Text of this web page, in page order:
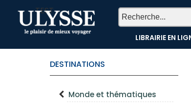
TEST
LIBRAIRIE EN
DESTINATIONS
Monde et thématiques